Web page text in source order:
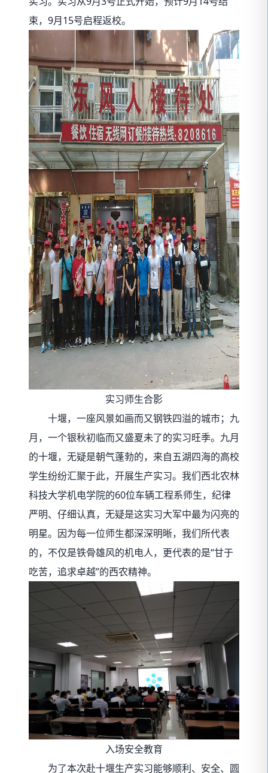
束，9月15号启程返校。
实习师生合影
十堰，一座风景如画而又钢铁四溢的城市；九
月，一个银秋初临而又盛夏未了的实习旺季。九月
的十堰，无疑是朝气蓬勃的，来自五湖四海的高校
学生纷纷汇聚于此，开展生产实习。我们西北农林
科技大学机电学院的60位车辆工程系师生，纪律
严明、仔细认真，无疑是这实习大军中最为闪亮的
明星。因为每一位师生都深深明晰，我们所代表
的，不仅是铁骨雄风的机电人，更代表的是“甘于
吃苦，追求卓越”的西农精神。
入场安全教育
为了本次赴十堰生产实习能够顺利、安全、圆